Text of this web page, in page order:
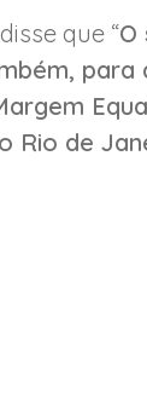
que “O
para
Rio de